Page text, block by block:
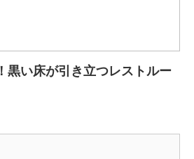
黒い床が引き立つレストルー